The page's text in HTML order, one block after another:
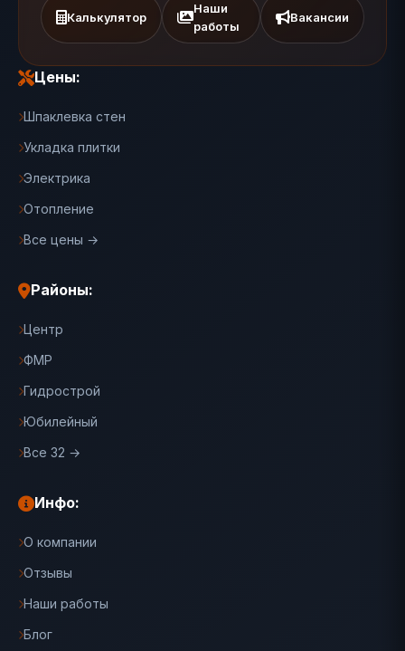
Калькулятор
Наши
работы
Вакансии
Цены:
Шпаклевка стен
Укладка плитки
Электрика
Отопление
Все цены →
Районы:
Центр
ФМР
Гидрострой
Юбилейный
Все 32 →
Инфо:
О компании
Отзывы
Наши работы
Блог